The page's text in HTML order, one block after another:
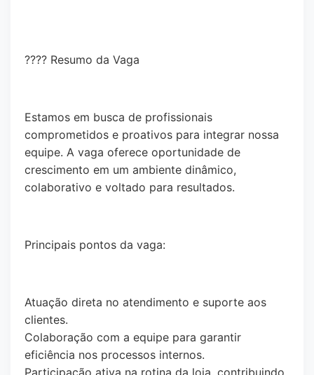
???? Resumo da Vaga
Estamos em busca de profissionais
comprometidos e proativos para integrar nossa
equipe. A vaga oferece oportunidade de
crescimento em um ambiente dinâmico,
colaborativo e voltado para resultados.
Principais pontos da vaga:
Atuação direta no atendimento e suporte aos
clientes.
Colaboração com a equipe para garantir
eficiência nos processos internos.
Participação ativa na rotina da loja, contribuindo